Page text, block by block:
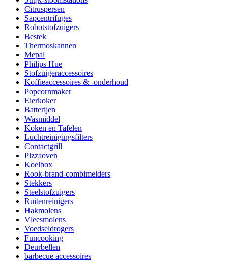
Citruspersen
Sapcentrifuges
Robotstofzuigers
Bestek
Thermoskannen
Mepal
Philips Hue
Stofzuigeraccessoires
Koffieaccessoires & -onderhoud
Popcornmaker
Eierkoker
Batterijen
Wasmiddel
Koken en Tafelen
Luchtreinigingsfilters
Contactgrill
Pizzaoven
Koelbox
Rook-brand-combimelders
Stekkers
Steelstofzuigers
Ruitenreinigers
Hakmolens
Vleesmolens
Voedseldrogers
Funcooking
Deurbellen
barbecue accessoires